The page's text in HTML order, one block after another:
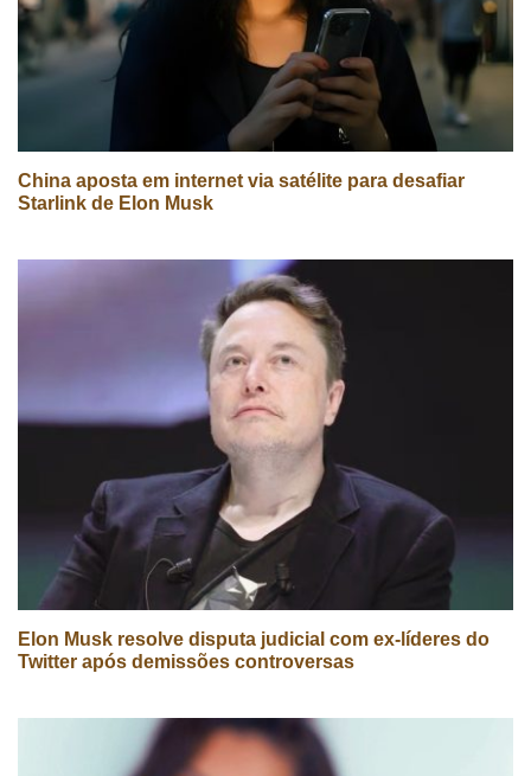
China aposta em internet via satélite para desafiar
Starlink de Elon Musk
Elon Musk resolve disputa judicial com ex-líderes do
Twitter após demissões controversas